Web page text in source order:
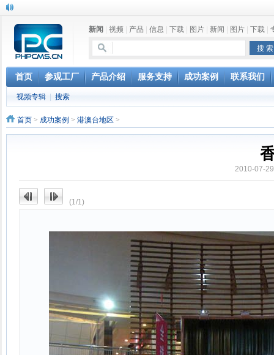
新闻 视频 产品 信息 下载 图片 新闻 图片 下载
首页 参观工厂 产品介绍 服务支持 成功案例 联系我们
视频专辑 搜索
首页 > 成功案例 > 港澳台地区 >
2010-07-
(1/1)